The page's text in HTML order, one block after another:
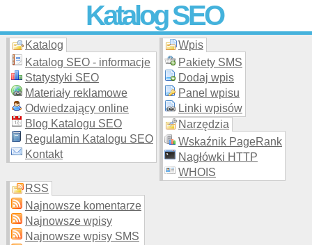
Katalog SEO
Skuteczna i promocja stron WWW –
moderowanego katalogu za darmo!
Katalog
Katalog SEO - informacje
Statystyki SEO
Materiały reklamowe
Odwiedzający online
Blog Katalogu SEO
Regulamin Katalogu SEO
Kontakt
Wpis
Pakiety SMS
Dodaj wpis
Panel wpisu
Linki wpisów
Narzędzia
Wskaźnik PageRank
Nagłówki HTTP
WHOIS
RSS
Najnowsze komentarze
Najnowsze wpisy
Najnowsze wpisy SMS